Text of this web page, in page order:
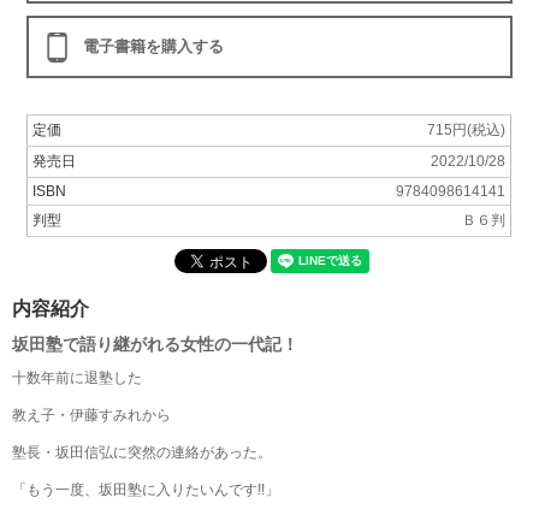
電子書籍を購入する
定価
715円(税込)
発売日
2022/10/28
ISBN
9784098614141
判型
Ｂ６判
内容紹介
坂田塾で語り継がれる女性の一代記！
十数年前に退塾した
教え子・伊藤すみれから
塾長・坂田信弘に突然の連絡があった。
「もう一度、坂田塾に入りたいんです!!」